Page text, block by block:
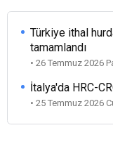
Türkiye ithal
tamamlandı
• 26 Temmuz 2026
İtalya'da HRC-
• 25 Temmuz 2026